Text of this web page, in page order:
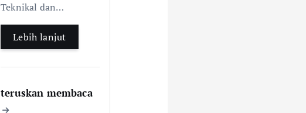
Teknikal dan…
Lebih lanjut
teruskan membaca